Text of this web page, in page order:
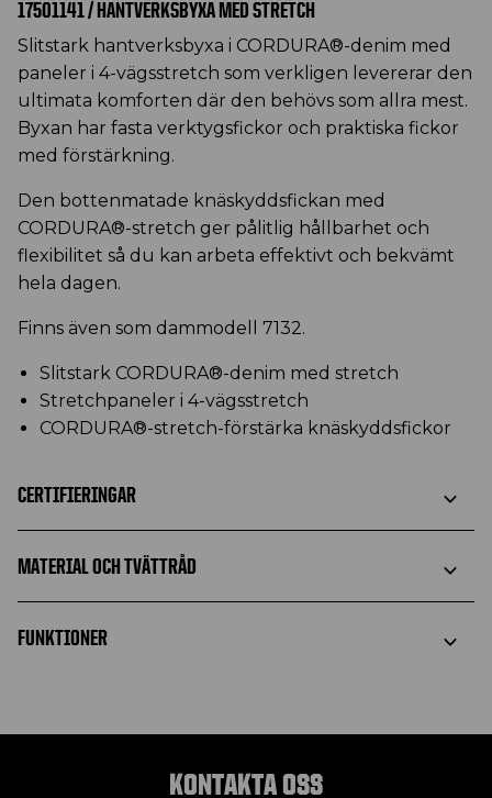
17501141 / HANTVERKSBYXA MED STRETCH
Slitstark hantverksbyxa i CORDURA®-denim med
paneler i 4-vägsstretch som verkligen levererar den
ultimata komforten där den behövs som allra mest.
Byxan har fasta verktygsfickor och praktiska fickor
med förstärkning.
Den bottenmatade knäskyddsfickan med
CORDURA®-stretch ger pålitlig hållbarhet och
flexibilitet så du kan arbeta effektivt och bekvämt
hela dagen.
Finns även som dammodell 7132.
Slitstark CORDURA®-denim med stretch
Stretchpaneler i 4-vägsstretch
CORDURA®-stretch-förstärka knäskyddsfickor
CERTIFIERINGAR
MATERIAL OCH TVÄTTRÅD
FUNKTIONER
KONTAKTA OSS